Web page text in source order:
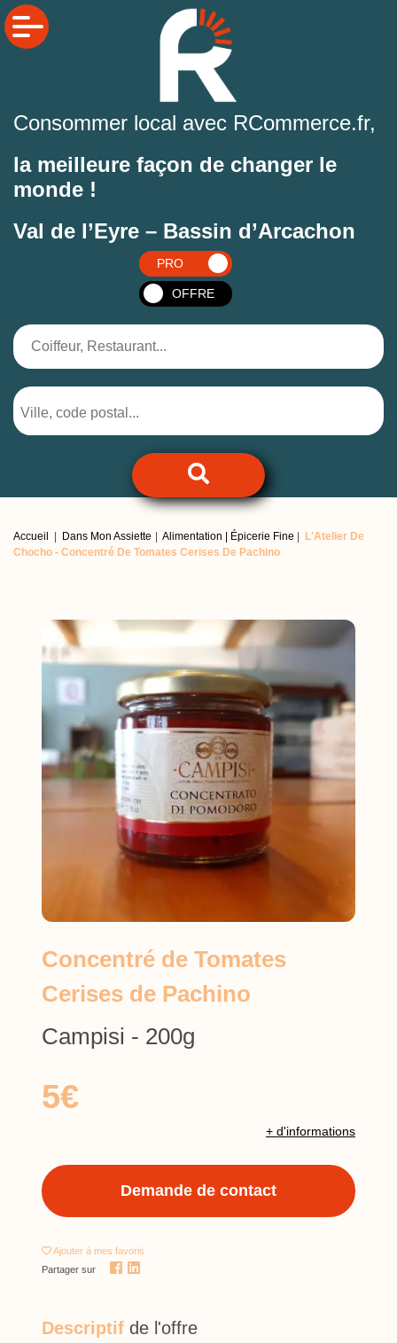
Consommer local avec RCommerce.fr,
la meilleure façon de changer le
monde !
Val de l’Eyre – Bassin d’Arcachon
PRO
OFFRE
Accueil Dans Mon Assiette Alimentation | Épicerie Fine
L'Atelier De
Chocho - Concentré De Tomates Cerises De Pachino
Concentré de Tomates
Cerises de Pachino
Campisi - 200g
5€
+ d'informations
Demande de contact
Ajouter à mes favoris
Partager sur
Descriptif de l'offre